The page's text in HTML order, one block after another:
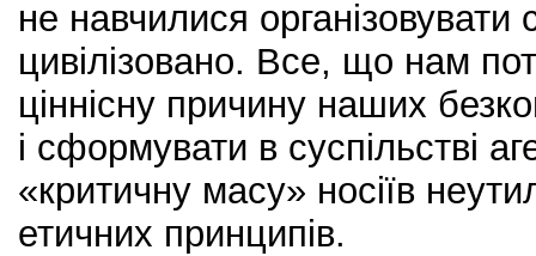
не навчилися
цивілізовано. Все, що нам
ціннісну причину наших
і сформувати в суспільстві
«критичну масу» носіїв
етичних принципів.